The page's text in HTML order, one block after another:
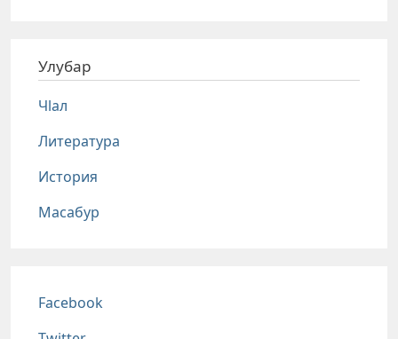
Улубар
Чlал
Литература
История
Масабур
Соц сети
Facebook